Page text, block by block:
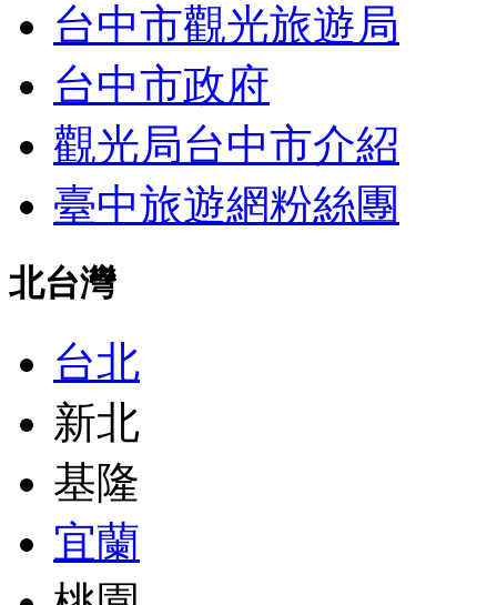
台中市觀光旅遊局
台中市政府
觀光局台中市介紹
臺中旅遊網粉絲團
北台灣
台北
新北
基隆
宜蘭